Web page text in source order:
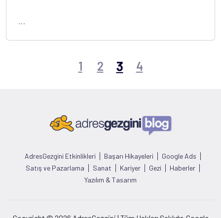
...
1 2 3 4
AdresGezgini Etkinlikleri Başarı Hikayeleri
Google Ads
Satış ve Pazarlama
Sanat Kariyer Gezi
Haberler
Yazılım & Tasarım